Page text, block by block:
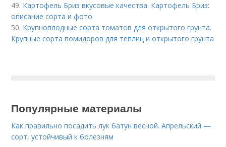
49. Картофель Бриз вкусовые качества. Картофель Бриз:
описание сорта и фото
50. Крупноплодные сорта томатов для открытого грунта.
Крупные сорта помидоров для теплиц и открытого грунта
Популярные материалы
Как правильно посадить лук батун весной. Апрельский —
сорт, устойчивый к болезням